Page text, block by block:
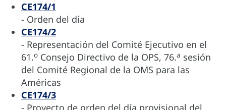
CE174/1
- Orden del día
CE174/2
- Representación del Comité Ejecutivo en el
61.o Consejo Directivo de la OPS, 76.a sesión
del Comité Regional de la OMS para las
Américas
CE174/3